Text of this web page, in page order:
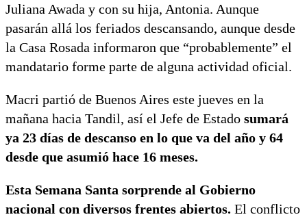
Juliana Awada y con su hija, Antonia. Aunque
pasarán allá los feriados descansando, aunque desde
la Casa Rosada informaron que “probablemente” el
mandatario forme parte de alguna actividad oficial.
Macri partió de Buenos Aires este jueves en la
mañana hacia Tandil, así el Jefe de Estado sumará
ya 23 días de descanso en lo que va del año y 64
desde que asumió hace 16 meses.
Esta Semana Santa sorprende al Gobierno
nacional con diversos frentes abiertos. El conflicto